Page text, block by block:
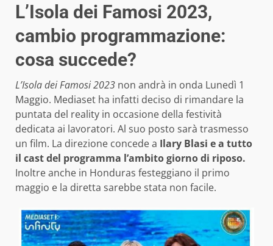
L’Isola dei Famosi 2023,
cambio programmazione:
cosa succede?
L’Isola dei Famosi 2023 non andrà in onda Lunedì 1
Maggio. Mediaset ha infatti deciso di rimandare la
puntata del reality in occasione della festività
dedicata ai lavoratori. Al suo posto sarà trasmesso
un film. La direzione concede a Ilary Blasi e a tutto
il cast del programma l’ambito giorno di riposo.
Inoltre anche in Honduras festeggiano il primo
maggio e la diretta sarebbe stata non facile.